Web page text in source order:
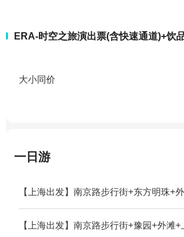
ERA-时空之旅演出票(含快速通道)+饮
大小同价
一日游
【上海出发】南京路步行街+东方明珠+
【上海出发】南京路步行街+豫园+外滩